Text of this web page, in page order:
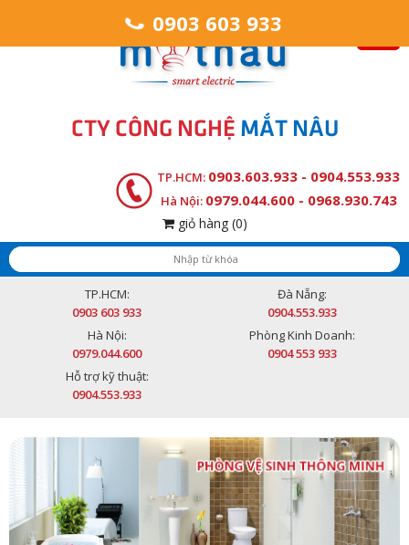
CTY CÔNG NGHỆ MẮT NÂU
TP.HCM: 0903.603.933 - 0904.553.933
Hà Nội: 0979.044.600 - 0968.930.743
giỏ hàng (0)
TP.HCM:
0903 603 933
Đà Nẵng:
0904.553.933
Hà Nội:
0979.044.600
Phòng Kinh Doanh:
0904 553 933
Hỗ trợ kỹ thuật:
0904.553.933
0903 603 933